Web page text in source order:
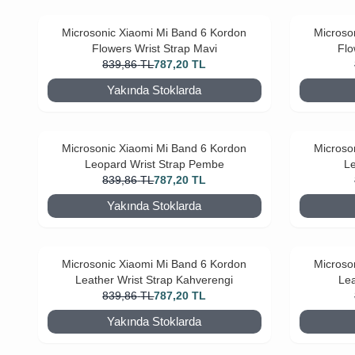
Microsonic Xiaomi Mi Band 6 Kordon
Flowers Wrist Strap Mavi
839,86 TL787,20 TL
Yakında Stoklarda
Microsonic Xiaomi Mi Band 6 Kordon
Leopard Wrist Strap Pembe
839,86 TL787,20 TL
Yakında Stoklarda
Microsonic Xiaomi Mi Band 6 Kordon
Leather Wrist Strap Kahverengi
839,86 TL787,20 TL
Yakında Stoklarda